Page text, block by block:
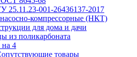
25.11.23-001-26436137-2017
компрессорные (НКТ)
для дома и дачи
из поликарбоната
на 4
товары